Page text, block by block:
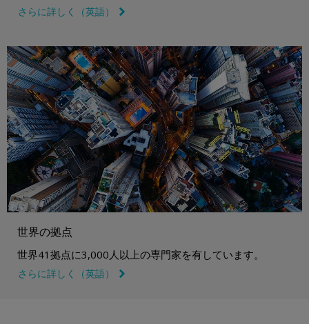
さらに詳しく（英語）
世界の拠点
世界41拠点に3,000人以上の専門家を有しています。
さらに詳しく（英語）